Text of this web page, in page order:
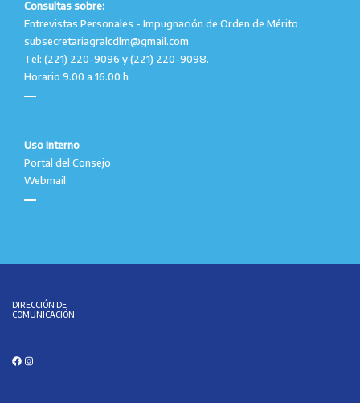
Consultas sobre:
Entrevistas Personales - Impugnación de Orden de Mérito
subsecretariagralcdlm@gmail.com
Tel: (221) 220-9096 y (221) 220-9098.
Horario 9.00 a 16.00 h
Uso Interno
Portal del Consejo
Webmail
DIRECCIÓN DE
COMUNICACIÓN